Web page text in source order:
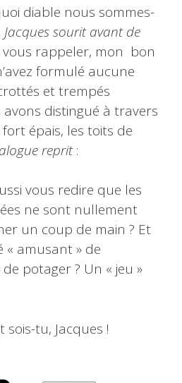
diable nous sommes-
Jacques sourit avant de
vous rappeler, mon bon
formulé aucune
et trempés
avons distingué à travers
épais, les toits de
reprit:
vous redire que les
ne sont nullement
un coup de main ? Et
« amusant » de
potager ? Un « jeu »
sois-tu, Jacques !